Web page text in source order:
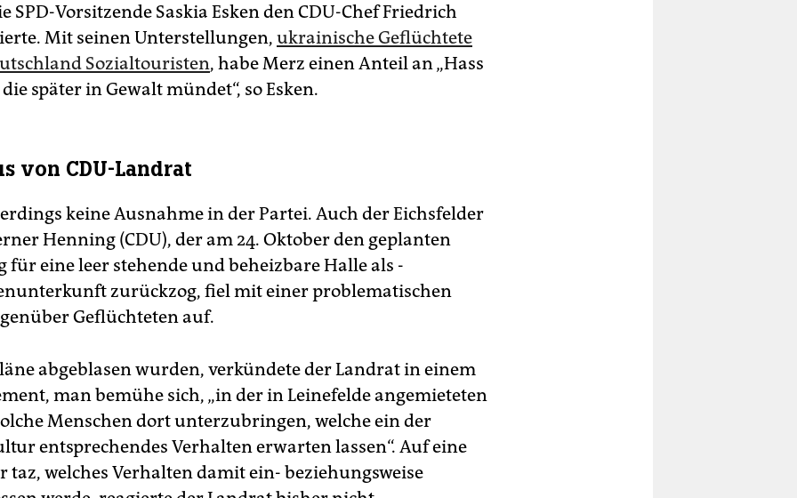
SPD-Vorsitzende Saskia Esken den CDU-Chef Friedrich
Mit seinen Unterstellungen, ukrainische Geflüchtete
Sozialtouristen, habe Merz einen ­Anteil an „Hass
später in Gewalt mündet“, so ­Esken.
von CDU-Landrat
keine Ausnahme in der Partei. Auch der Eichsfelder
Henning (CDU), der am 24. Oktober den geplanten
für eine leer stehende und beheizbare Halle als
zurückzog, fiel mit einer problematischen
Geflüchteten auf.
abgeblasen wurden, verkündete der Landrat in einem
man bemühe sich, „in der in Leinefelde angemieteten
Menschen dort unterzubringen, welche ein der
entsprechendes Verhalten erwarten lassen“. Auf eine
taz, welches Verhalten damit ein- beziehungsweise